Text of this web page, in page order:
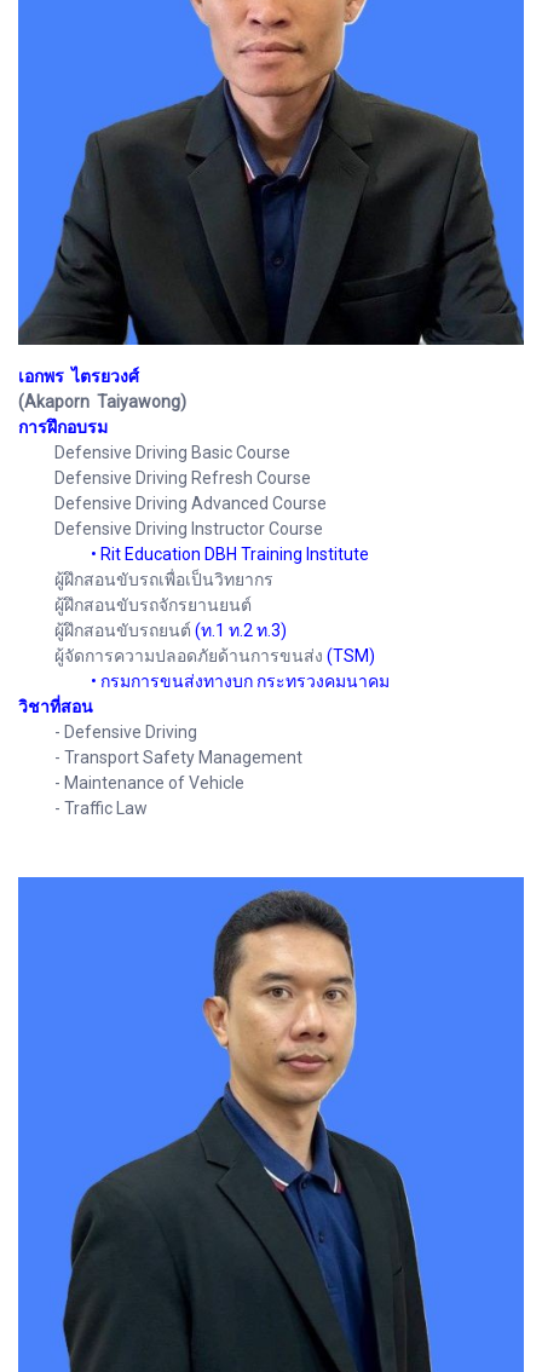
เอกพร ไตรยวงศ์
(Akaporn Taiyawong)
การฝึกอบรม
Defensive Driving Basic Course
Defensive Driving Refresh Course
Defensive Driving Advanced Course
Defensive Driving Instructor Course
• Rit Education DBH Training Institute
ผู้ฝึกสอนขับรถเพื่อเป็นวิทยากร
ผู้ฝึกสอนขับรถจักรยานยนต์
ผู้ฝึกสอนขับรถยนต์ (ท.1 ท.2 ท.3)
ผู้จัดการความปลอดภัยด้านการขนส่ง (TSM)
• กรมการขนส่งทางบก กระทรวงคมนาคม
วิชาที่สอน
- Defensive Driving
- Transport Safety Management
- Maintenance of Vehicle
- Traffic Law